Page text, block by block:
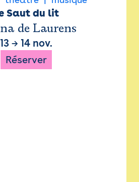
Saut du lit
de Laurens
13 → 14 nov.
Réserver